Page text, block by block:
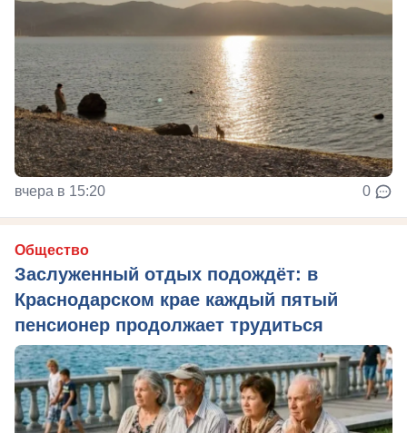
вчера в 15:20 0
Общество
Заслуженный отдых подождёт: в
Краснодарском крае каждый пятый
пенсионер продолжает трудиться